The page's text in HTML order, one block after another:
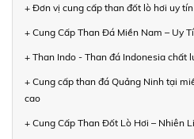
+ Đơn vị cung cấp than đốt lò hơi uy
+ Cung Cấp Than Đá Miền Nam – Uy
+ Than Indo - Than đá Indonesia chất
+ Cung cấp than đá Quảng Ninh tại
cao
+ Cung Cấp Than Đốt Lò Hơi – Nhiên